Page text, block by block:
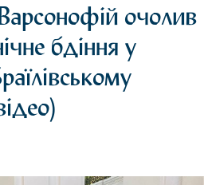
очолив
бдіння у